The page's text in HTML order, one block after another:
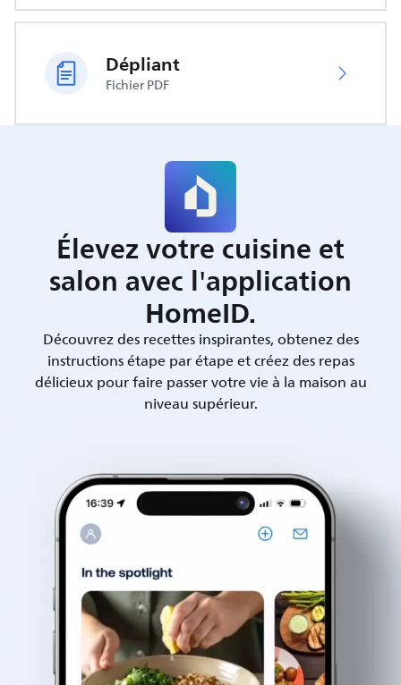
Dépliant
Fichier PDF
Élevez votre cuisine et
salon avec l'application
HomeID.
Découvrez des recettes inspirantes, obtenez des
instructions étape par étape et créez des repas
délicieux pour faire passer votre vie à la maison au
niveau supérieur.